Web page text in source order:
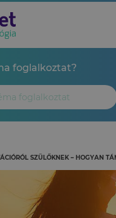
foglalkoztat?
SZÜLŐKNEK – HOGYAN